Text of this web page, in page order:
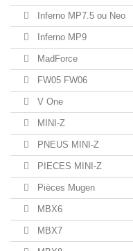
Inferno MP7.5 ou Neo
Inferno MP9
MadForce
FW05 FW06
V One
MINI-Z
PNEUS MINI-Z
PIECES MINI-Z
Pièces Mugen
MBX6
MBX7